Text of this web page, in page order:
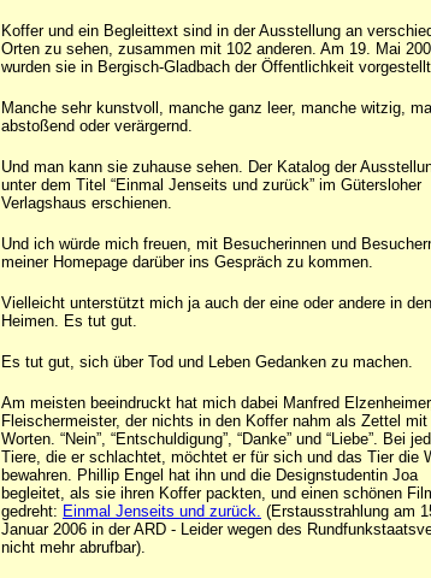
Koffer und ein Begleittext sind in der Ausstellung an
Orten zu sehen, zusammen mit 102 anderen. Am 19. Mai
wurden sie in Bergisch-Gladbach der Öffentlichkeit
Manche sehr kunstvoll, manche ganz leer, manche witzig,
abstoßend oder verärgernd.
Und man kann sie zuhause sehen. Der Katalog der
unter dem Titel “Einmal Jenseits und zurück” im Gütersloher
Verlagshaus erschienen.
Und ich würde mich freuen, mit Besucherinnen und
meiner Homepage darüber ins Gespräch zu kommen.
Vielleicht unterstützt mich ja auch der eine oder andere in den
Heimen. Es tut gut.
Es tut gut, sich über Tod und Leben Gedanken zu machen.
Am meisten beeindruckt hat mich dabei Manfred
Fleischermeister, der nichts in den Koffer nahm als Zettel mit
Worten. “Nein”, “Entschuldigung”, “Danke” und “Liebe”. Bei
Tiere, die er schlachtet, möchtet er für sich und das Tier die
bewahren. Phillip Engel hat ihn und die Designstudentin Joa
begleitet, als sie ihren Koffer packten, und einen schönen
gedreht: Einmal Jenseits und zurück. (Erstausstrahlung am
Januar 2006 in der ARD - Leider wegen des
nicht mehr abrufbar).